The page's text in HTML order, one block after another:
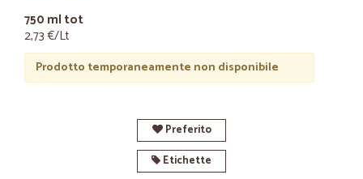
750 ml tot
2,73 €/Lt
Prodotto temporaneamente non disponibile
Preferito
Etichette